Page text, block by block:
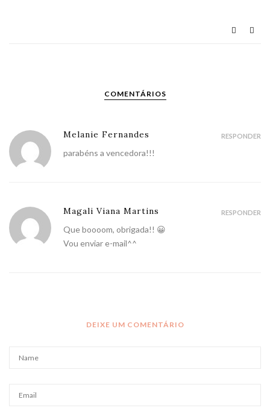
COMENTÁRIOS
Melanie Fernandes
parabéns a vencedora!!!
RESPONDER
Magali Viana Martins
Que boooom, obrigada!! 😀
Vou enviar e-mail^^
RESPONDER
DEIXE UM COMENTÁRIO